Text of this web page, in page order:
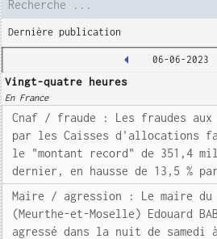
Dernière publication
06-06-2023
Vingt-quatre heures
En France
Cnaf / fraude : Les fraudes
par les Caisses d'allocations
le "montant record" de 351,4
dernier, en hausse de 13,5 %
Maire / agression : Le maire du
(Meurthe-et-Moselle) Edouard
agressé dans la nuit de samedi